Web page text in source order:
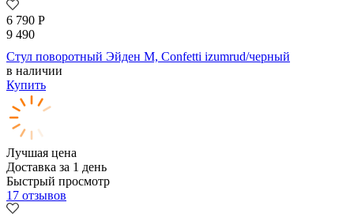
6 790 Р
9 490
Стул поворотный Эйден М, Confetti izumrud/черный
в наличии
Купить
Лучшая цена
Доставка за 1 день
Быстрый просмотр
17 отзывов